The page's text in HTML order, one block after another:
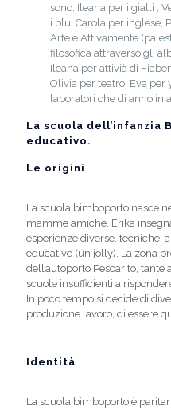
sono: Ileana per i gialli ,
i blu, Carola per inglese,
Arte e Attivamente
filosofica attraverso gli
Ileana per attivià di
Olivia per teatro, Eva per
laboratori che di anno in
La scuola
educativo.
Le origini
La scuola bimboporto nasce
mamme amiche, Erika
esperienze diverse, tecniche,
educative (un jolly). La zona
dell’autoporto Pescarito,
scuole insufficienti a
In poco tempo si decide di
produzione lavoro, di essere
Identità
La scuola bimboporto è